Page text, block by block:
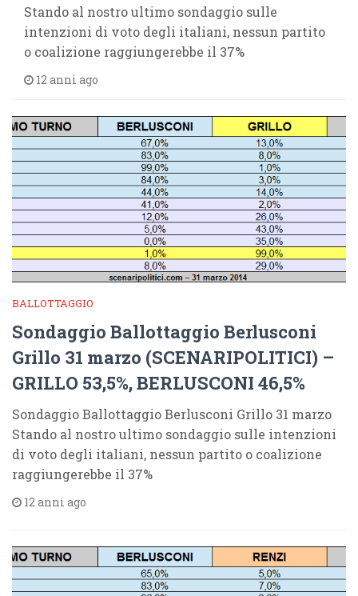
Stando al nostro ultimo sondaggio sulle
intenzioni di voto degli italiani, nessun partito
o coalizione raggiungerebbe il 37%
12 anni ago
BALLOTTAGGIO
Sondaggio Ballottaggio Berlusconi
Grillo 31 marzo (SCENARIPOLITICI) –
GRILLO 53,5%, BERLUSCONI 46,5%
Sondaggio Ballottaggio Berlusconi Grillo 31 marzo
Stando al nostro ultimo sondaggio sulle intenzioni
di voto degli italiani, nessun partito o coalizione
raggiungerebbe il 37%
12 anni ago